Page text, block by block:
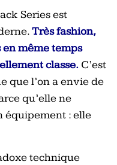
Series est
Très fashion,
même temps
classe.C’est
que l’on a envie de
qu’elle ne
équipement : elle
technique